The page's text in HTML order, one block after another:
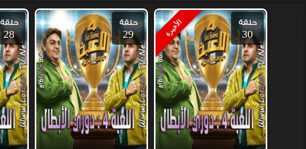
الأخيرة حلقة
30
حلقة
29
حلقة
28